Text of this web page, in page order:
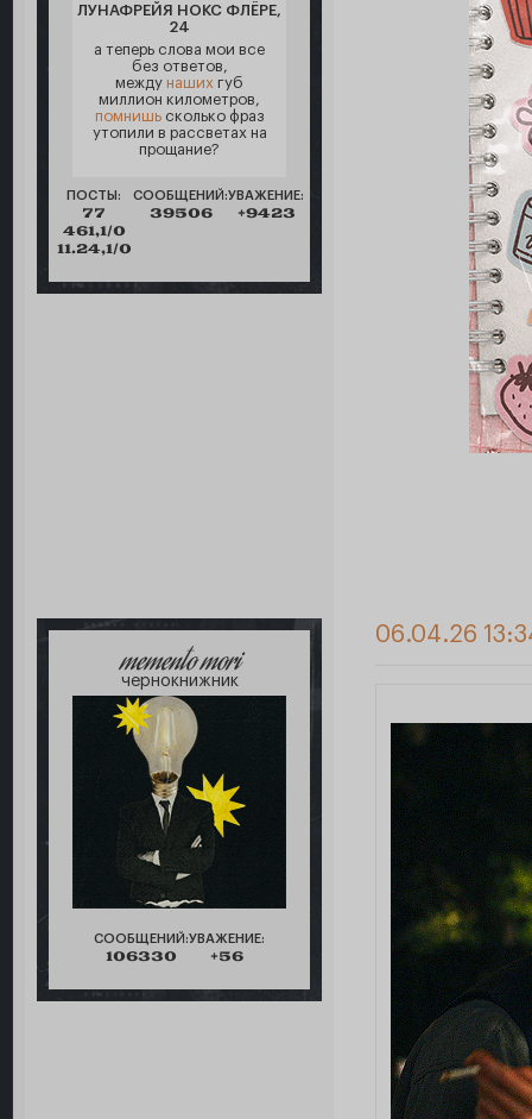
ЛУНАФРЕЙЯ НОКС ФЛЁРЕ,
24
а теперь слова мои все
без ответов,
между наших губ
миллион километров,
помнишьсколько фраз
утопили в рассветах на
прощание?
ПОСТЫ:
77
461,1/0
11.24,1/0
СООБЩЕНИЙ:
39506
УВАЖЕНИЕ:
+9423
memento mori
чернокнижник
СООБЩЕНИЙ:
106330
УВАЖЕНИЕ:
+56
06.04.26